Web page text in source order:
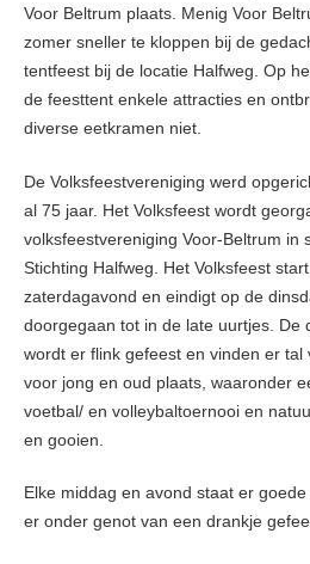
Voor Beltrum plaats. Menig Voor
zomer sneller te kloppen bij de
tentfeest bij de locatie Halfweg. Op
de feesttent enkele attracties en
diverse eetkramen niet.
De Volksfeestvereniging werd
al 75 jaar. Het Volksfeest wordt
volksfeestvereniging Voor-Beltrum in
Stichting Halfweg. Het Volksfeest
zaterdagavond en eindigt op de
doorgegaan tot in de late uurtjes. De
wordt er flink gefeest en vinden er tal
voor jong en oud plaats, waaronder
voetbal/ en volleybaltoernooi en
en gooien.
Elke middag en avond staat er
er onder genot van een drankje